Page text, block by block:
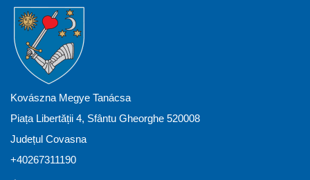
Kovászna Megye Tanácsa
Piața Libertății 4, Sfântu Gheorghe 520008
Județul Covasna
+40267311190